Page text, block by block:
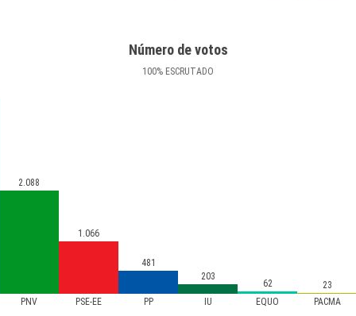
Número de votos
100% ESCRUTADO
PNV PSE-EE PP IU EQUO PACMA
2.088
1.066
481
203
62 23